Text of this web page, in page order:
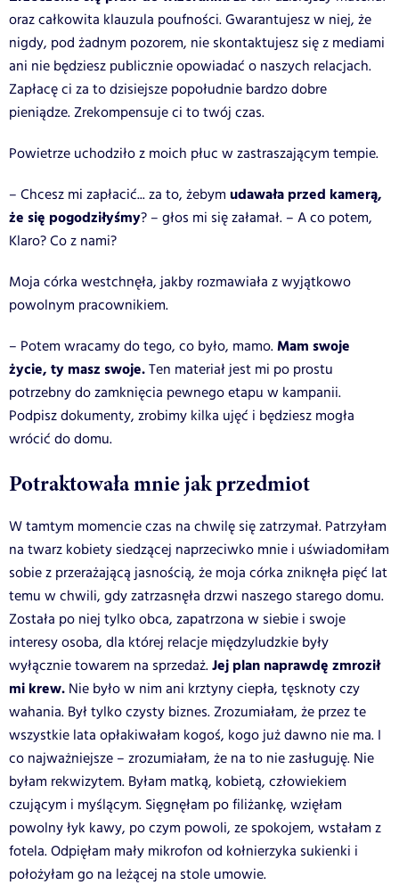
oraz całkowita klauzula poufności. Gwarantujesz w niej, że
nigdy, pod żadnym pozorem, nie skontaktujesz się z mediami
ani nie będziesz publicznie opowiadać o naszych relacjach.
Zapłacę ci za to dzisiejsze popołudnie bardzo dobre
pieniądze. Zrekompensuje ci to twój czas.
Powietrze uchodziło z moich płuc w zastraszającym tempie.
– Chcesz mi zapłacić... za to, żebym udawała przed kamerą,
że się pogodziłyśmy? – głos mi się załamał. – A co potem,
Klaro? Co z nami?
Moja córka westchnęła, jakby rozmawiała z wyjątkowo
powolnym pracownikiem.
– Potem wracamy do tego, co było, mamo.Mam swoje
życie, ty masz swoje.Ten materiał jest mi po prostu
potrzebny do zamknięcia pewnego etapu w kampanii.
Podpisz dokumenty, zrobimy kilka ujęć i będziesz mogła
wrócić do domu.
Potraktowała mnie jak przedmiot
W tamtym momencie czas na chwilę się zatrzymał. Patrzyłam
na twarz kobiety siedzącej naprzeciwko mnie i uświadomiłam
sobie z przerażającą jasnością, że moja córka zniknęła pięć lat
temu w chwili, gdy zatrzasnęła drzwi naszego starego domu.
Została po niej tylko obca, zapatrzona w siebie i swoje
interesy osoba, dla której relacje międzyludzkie były
wyłącznie towarem na sprzedaż.Jej plan naprawdę zmroził
mi krew. Nie było w nim ani krztyny ciepła, tęsknoty czy
wahania. Był tylko czysty biznes. Zrozumiałam, że przez te
wszystkie lata opłakiwałam kogoś, kogo już dawno nie ma. I
co najważniejsze – zrozumiałam, że na to nie zasługuję. Nie
byłam rekwizytem. Byłam matką, kobietą, człowiekiem
czującym i myślącym. Sięgnęłam po filiżankę, wzięłam
powolny łyk kawy, po czym powoli, ze spokojem, wstałam z
fotela. Odpięłam mały mikrofon od kołnierzyka sukienki i
położyłam go na leżącej na stole umowie.